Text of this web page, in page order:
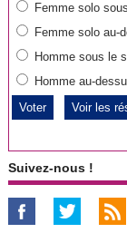
Femme solo
Femme solo au-
Homme sous le
Homme au-
Voir les
Suivez-nous !